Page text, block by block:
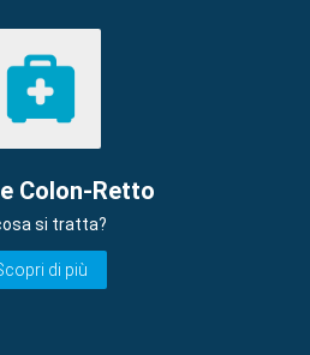
Colon-Retto
si tratta?
di più